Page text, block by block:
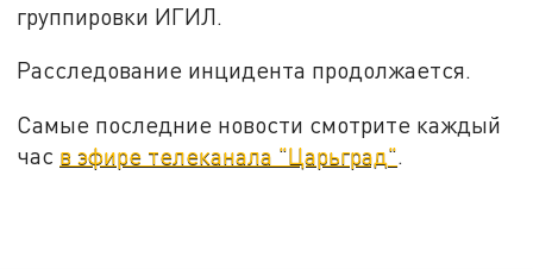
группировки ИГИЛ.
Расследование инцидента продолжается.
Самые последние новости смотрите каждый
час в эфире телеканала "Царьград".